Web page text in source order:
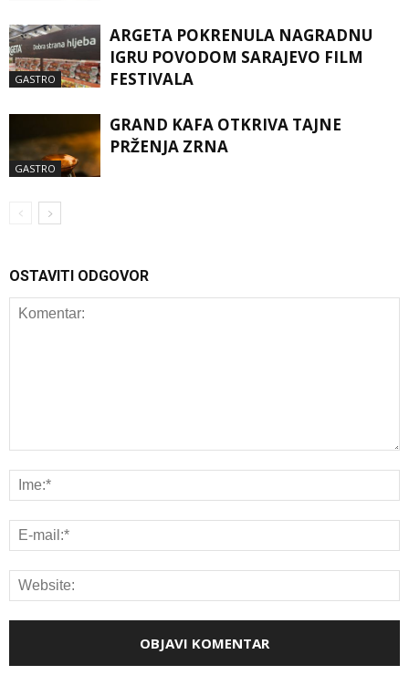
GASTRO
ARGETA POKRENULA NAGRADNU
IGRU POVODOM SARAJEVO FILM
FESTIVALA
GASTRO
GRAND KAFA OTKRIVA TAJNE
PRŽENJA ZRNA
OSTAVITI ODGOVOR